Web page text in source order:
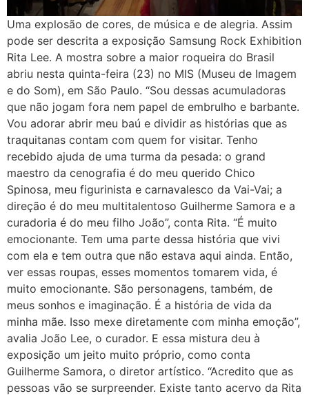
Uma explosão de cores, de música e de alegria. Assim
pode ser descrita a exposição Samsung Rock Exhibition
Rita Lee. A mostra sobre a maior roqueira do Brasil
abriu nesta quinta-feira (23) no MIS (Museu de Imagem
e do Som), em São Paulo. “Sou dessas acumuladoras
que não jogam fora nem papel de embrulho e barbante.
Vou adorar abrir meu baú e dividir as histórias que as
traquitanas contam com quem for visitar. Tenho
recebido ajuda de uma turma da pesada: o grand
maestro da cenografia é do meu querido Chico
Spinosa, meu figurinista e carnavalesco da Vai-Vai; a
direção é do meu multitalentoso Guilherme Samora e a
curadoria é do meu filho João”, conta Rita. “É muito
emocionante. Tem uma parte dessa história que vivi
com ela e tem outra que não estava aqui ainda. Então,
ver essas roupas, esses momentos tomarem vida, é
muito emocionante. São personagens, também, de
meus sonhos e imaginação. É a história de vida da
minha mãe. Isso mexe diretamente com minha emoção”,
avalia João Lee, o curador. E essa mistura deu à
exposição um jeito muito próprio, como conta
Guilherme Samora, o diretor artístico. “Acredito que as
pessoas vão se surpreender. Existe tanto acervo da Rita